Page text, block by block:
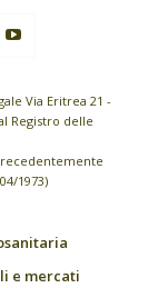
Via Eritrea 21 -
Registro delle
1973)
e mercati